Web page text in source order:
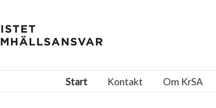
Start Kontakt Om KrSA